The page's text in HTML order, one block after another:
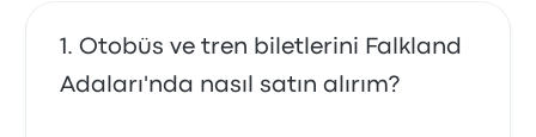
Otobüs ve tren biletlerini Falkland
Adaları'nda nasıl satın alırım?